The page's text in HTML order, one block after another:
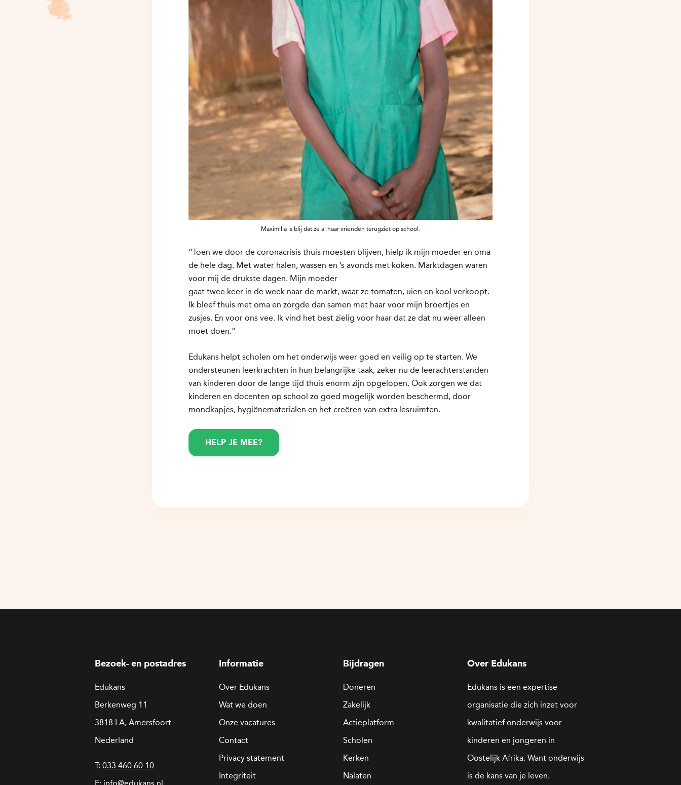
Maximilla is blij dat ze al haar vrienden terugziet op school.
“Toen we door de coronacrisis thuis moesten blijven, hielp ik mijn moeder en oma
de hele dag. Met water halen, wassen en ’s avonds met koken. Marktdagen waren
voor mij de drukste dagen. Mijn moeder
gaat twee keer in de week naar de markt, waar ze tomaten, uien en kool verkoopt.
Ik bleef thuis met oma en zorgde dan samen met haar voor mijn broertjes en
zusjes. En voor ons vee. Ik vind het best zielig voor haar dat ze dat nu weer alleen
moet doen.”
Edukans helpt scholen om het onderwijs weer goed en veilig op te starten. We
ondersteunen leerkrachten in hun belangrijke taak, zeker nu de leerachterstanden
van kinderen door de lange tijd thuis enorm zijn opgelopen. Ook zorgen we dat
kinderen en docenten op school zo goed mogelijk worden beschermd, door
mondkapjes, hygiënematerialen en het creëren van extra lesruimten.
HELP JE MEE?
Bezoek- en postadres
Edukans
Berkenweg 11
3818 LA, Amersfoort
Nederland
T: 033 460 60 10
Informatie
Over Edukans
Wat we doen
Onze vacatures
Contact
Privacy statement
Integriteit
Bijdragen
Doneren
Zakelijk
Actieplatform
Scholen
Kerken
Nalaten
Over Edukans
Edukans is een expertise-
organisatie die zich inzet voor
kwalitatief onderwijs voor
kinderen en jongeren in
Oostelijk Afrika. Want onderwijs
is de kans van je leven.